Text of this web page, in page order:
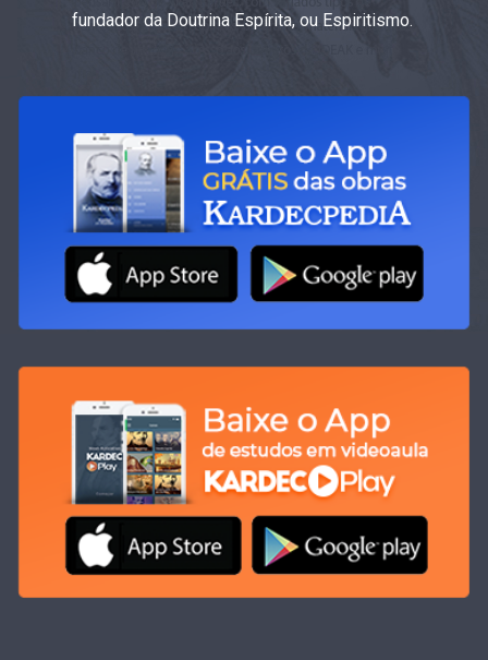
fundador da Doutrina Espírita, ou Espiritismo.